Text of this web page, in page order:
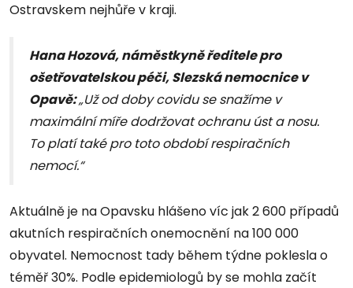
Ostravskem nejhůře v kraji.
Hana Hozová, náměstkyně ředitele pro
ošetřovatelskou péči, Slezská nemocnice v
Opavě:„Už od doby covidu se snažíme v
maximální míře dodržovat ochranu úst a nosu.
To platí také pro toto období respiračních
nemocí.“
Aktuálně je na Opavsku hlášeno víc jak 2 600 případů
akutních respiračních onemocnění na 100 000
obyvatel. Nemocnost tady během týdne poklesla o
téměř 30%. Podle epidemiologů by se mohla začít